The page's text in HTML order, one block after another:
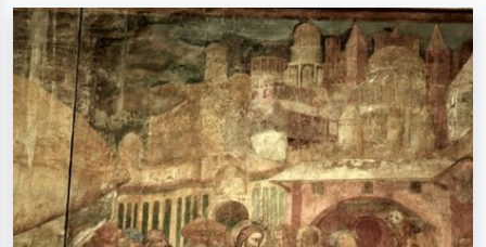
Keressen művész, műcím vagy stílus
szerint – pl. Monet, Csillagos éj,
impresszionizmus, Hokusai-hullám,
akt.
Írja le a jelenetet – pl. zöld rét, sok
piros absztrakt, sötét olajkép, álló akt
egy fa mellett.